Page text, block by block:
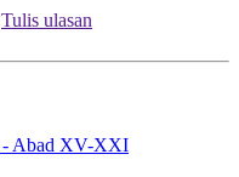
Tulis ulasan